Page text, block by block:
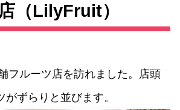
（LilyFruit）
フルーツ店を訪れました。店頭
ずらりと並びます。